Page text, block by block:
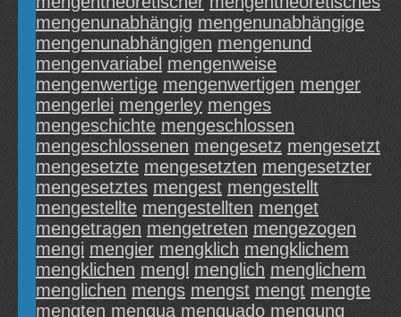
mengenunabhängig mengenunabhängige
mengenunabhängigen mengenund
mengenvariabel mengenweise
mengenwertige mengenwertigen menger
mengerlei mengerley menges
mengeschichte mengeschlossen
mengeschlossenen mengesetz mengesetzt
mengesetzte mengesetzten mengesetzter
mengesetztes mengest mengestellt
mengestellte mengestellten menget
mengetragen mengetreten mengezogen
mengi mengier mengklich mengklichem
mengklichen mengl menglich menglichem
menglichen mengs mengst mengt mengte
mengten mengua menguado mengung